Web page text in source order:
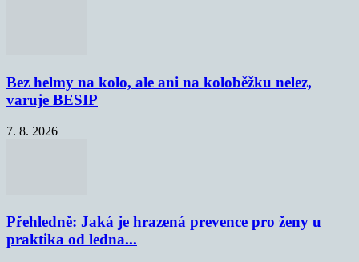
Bez helmy na kolo, ale ani na koloběžku nelez,
varuje BESIP
7. 8. 2026
Přehledně: Jaká je hrazená prevence pro ženy u
praktika od ledna...